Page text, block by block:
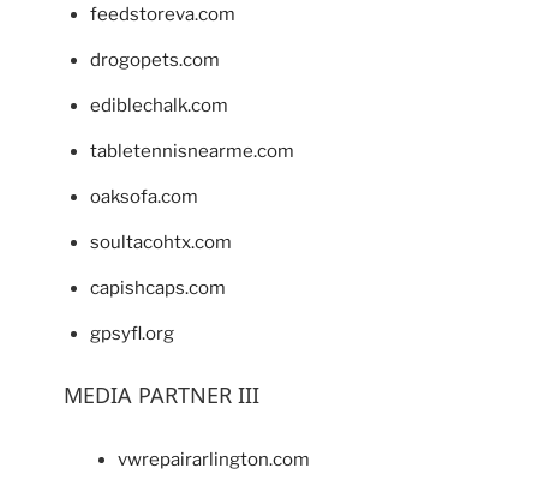
feedstoreva.com
drogopets.com
ediblechalk.com
tabletennisnearme.com
oaksofa.com
soultacohtx.com
capishcaps.com
gpsyfl.org
MEDIA PARTNER III
vwrepairarlington.com